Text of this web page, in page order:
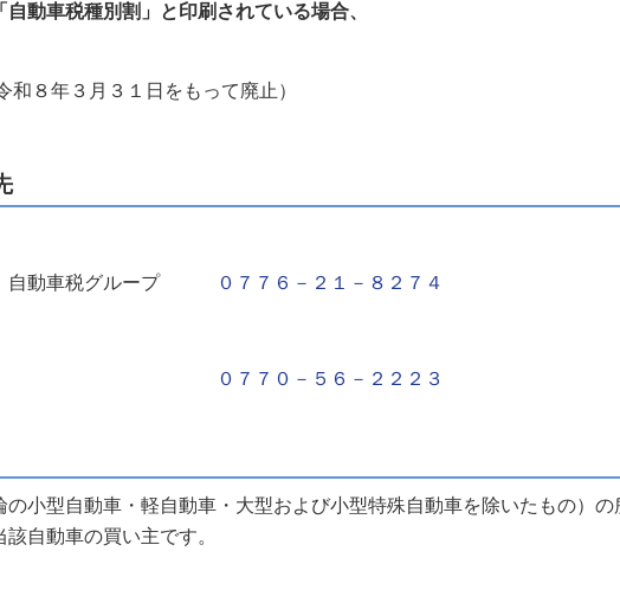
動車税種別割」と印刷されている場合、
和８年３月３１日をもって廃止）
動車税グループ ０７７６－２１－８２７４
課税課 ０７７０－５６－２２２３
小型自動車・軽自動車・大型および小型特殊自動車を除いたもの）の
自動車の買い主です。